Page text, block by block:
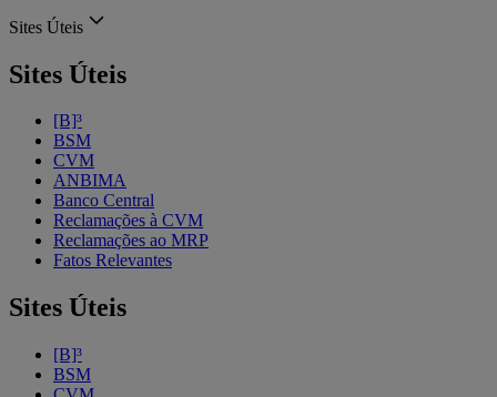
Sites Úteis
Sites Úteis
[B]³
BSM
CVM
ANBIMA
Banco Central
Reclamações à CVM
Reclamações ao MRP
Fatos Relevantes
Sites Úteis
[B]³
BSM